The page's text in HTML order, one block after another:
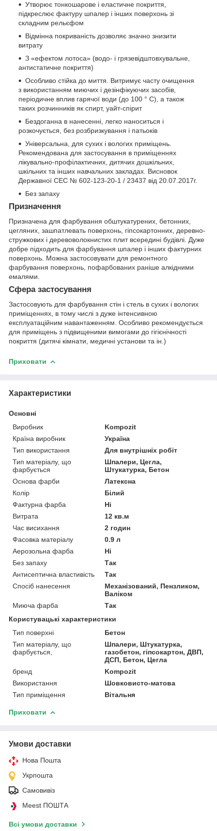
Утворює тонкошарове і еластичне покриття,
підкреслює фактуру шпалер і інших поверхонь зі
складним рельєфом
Відмінна покриваність дозволяє значно знизити
витрату
З «ефектом лотоса» (водо- і грязевідштовхувальне,
антистатичне покриття)
Особливо стійка до миття. Витримує часту очищення
з використанням миючих і дезінфікуючих засобів,
періодичне вплив гарячої води (до 100 ° С), а також
таких розчинників як спирт, уайт-спірит
Бездоганна в нанесенні, легко наноситься і
розкочується, без розбризкування і патьоків
Універсальна, для сухих і вологих приміщень.
Рекомендована для застосування в приміщеннях
лікувально-профілактичних, дитячих дошкільних,
шкільних та інших навчальних закладах. Висновок
Державної СЕС № 602-123-20-1 / 23437 від 20.07.2017г.
Без запаху
Призначення
Призначена для фарбування обштукатурених, бетонних,
цегляних, зашпатлевать поверхонь, гіпсокартонних, деревно-
стружкових і деревоволокнистих плит всередині будівлі. Дуже
добре підходить для фарбування шпалер і інших фактурних
поверхонь. Можна застосовувати для ремонтного
фарбування поверхонь, пофарбованих раніше алкідними
емалями.
Сфера застосування
Застосовують для фарбування стін і стель в сухих і вологих
приміщеннях, в тому числі з дуже інтенсивною
експлуатаційним навантаженням. Особливо рекомендується
для приміщень з підвищеними вимогами до гігієнічності
покриття (дитячі кімнати, медичні установи та ін.)
Приховати
Характеристики
Основні
Виробник
Kompozit
Країна виробник
Україна
Тип використання
Для внутрішніх робіт
Тип матеріалу, що
фарбується
Шпалери, Цегла,
Штукатурка, Бетон
Основа фарби
Латексна
Колір
Білий
Фактурна фарба
Ні
Витрата
12 кв.м
Час висихання
2 годин
Фасовка матеріалу
0.9 л
Аерозольна фарба
Ні
Без запаху
Так
Антисептична властивість
Так
Спосіб нанесення
Механізований, Пензликом,
Валіком
Миюча фарба
Так
Користувацькі характеристики
Тип поверхні
Бетон
Тип матеріалу, що
фарбується,
Шпалери, Штукатурка,
газобетон, гіпсокартон, ДВП,
ДСП, Бетон, Цегла
бренд
Kompozit
Використання
Шовковисто-матова
Тип приміщення
Вітальня
Приховати
Умови доставки
Нова Пошта
Укрпошта
Самовивіз
Meest ПОШТА
Всі умови доставки